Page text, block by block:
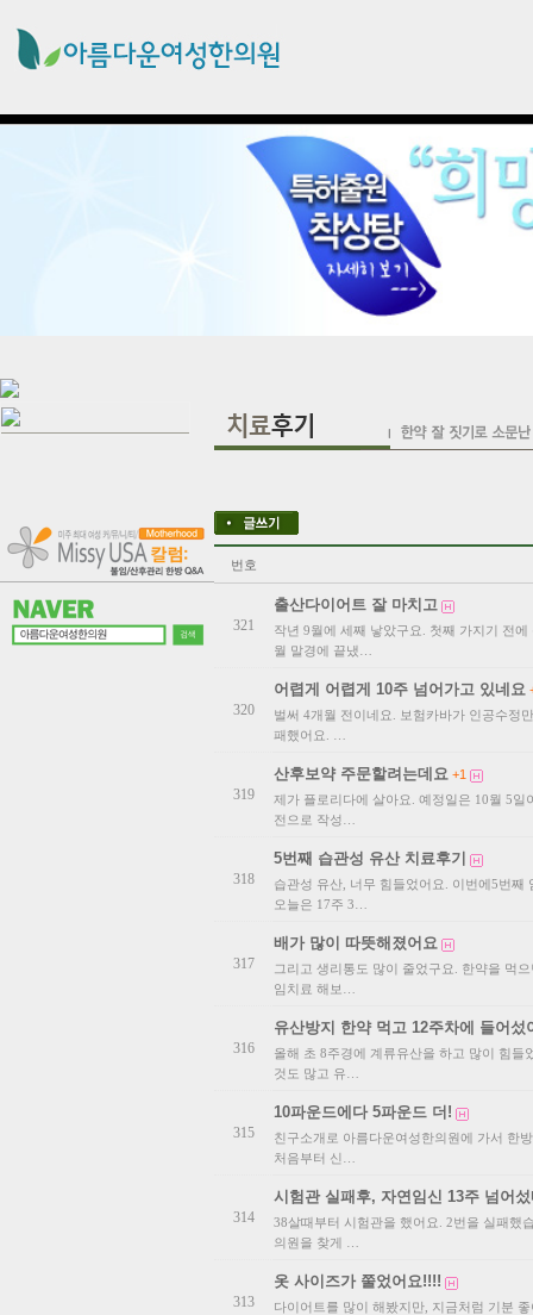
번호
321
출산다이어트 잘 마치고
작년 9월에 세째 낳았구요. 첫째 가지기 전
월 말경에 끝냈…
320
어렵게 어렵게 10주 넘어가고 있네요
벌써 4개월 전이네요. 보험카바가 인공수정
패했어요. …
319
산후보약 주문할려는데요 +1
제가 플로리다에 살아요. 예정일은 10월 5
전으로 작성…
318
5번째 습관성 유산 치료후기
습관성 유산, 너무 힘들었어요. 이번에5번
오늘은 17주 3…
317
배가 많이 따뜻해졌어요
그리고 생리통도 많이 줄었구요. 한약을 먹
임치료 해보…
316
유산방지 한약 먹고 12주차에 들어섰
올해 초 8주경에 계류유산을 하고 많이 힘
것도 많고 유…
315
10파운드에다 5파운드 더!
친구소개로 아름다운여성한의원에 가서 한
처음부터 신…
314
시험관 실패후, 자연임신 13주 넘어
38살때부터 시험관을 했어요. 2번을 실패했
의원을 찾게 …
313
옷 사이즈가 쭐었어요!!!!
다이어트를 많이 해봤지만, 지금처럼 기분